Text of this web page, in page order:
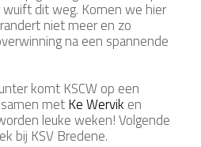
dit weg. Komen we hier
niet meer en zo
na een spannende
komt KSCW op een
metKe Wervik en
leuke weken! Volgende
bij KSV Bredene.